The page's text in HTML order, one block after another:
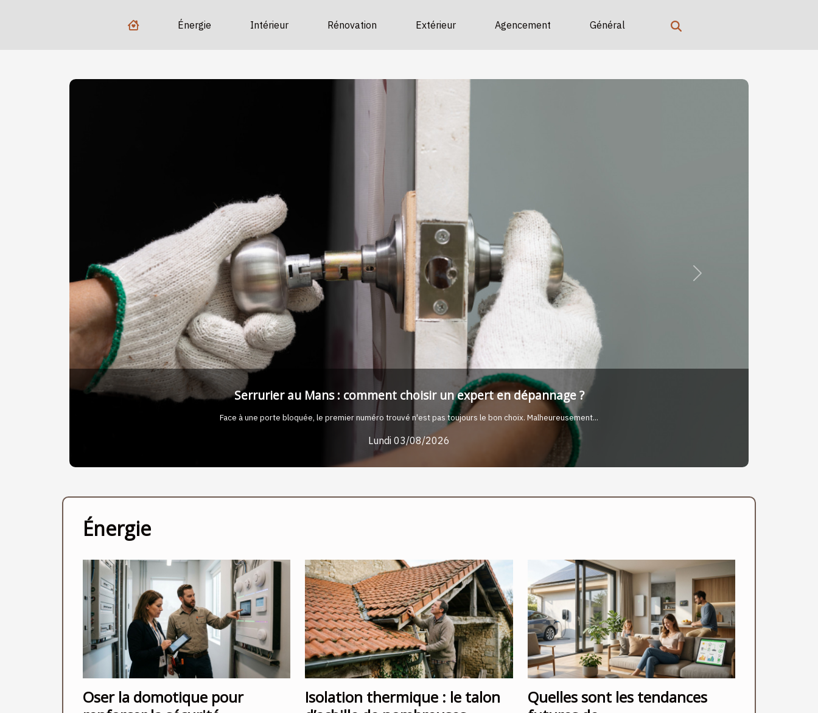
Énergie Intérieur Rénovation Extérieur Agencement Général
Recruter dans la construction : séduire les talents qui feront vos plus belles réalisations
Dans le BTP, la reprise d’activité ne se joue plus seulement sur les carnets de commandes, elle se...
Vendredi 31/07/2026
Previous Next
Énergie
Oser la domotique pour
Isolation thermique : le talon
Quelles sont les tendances